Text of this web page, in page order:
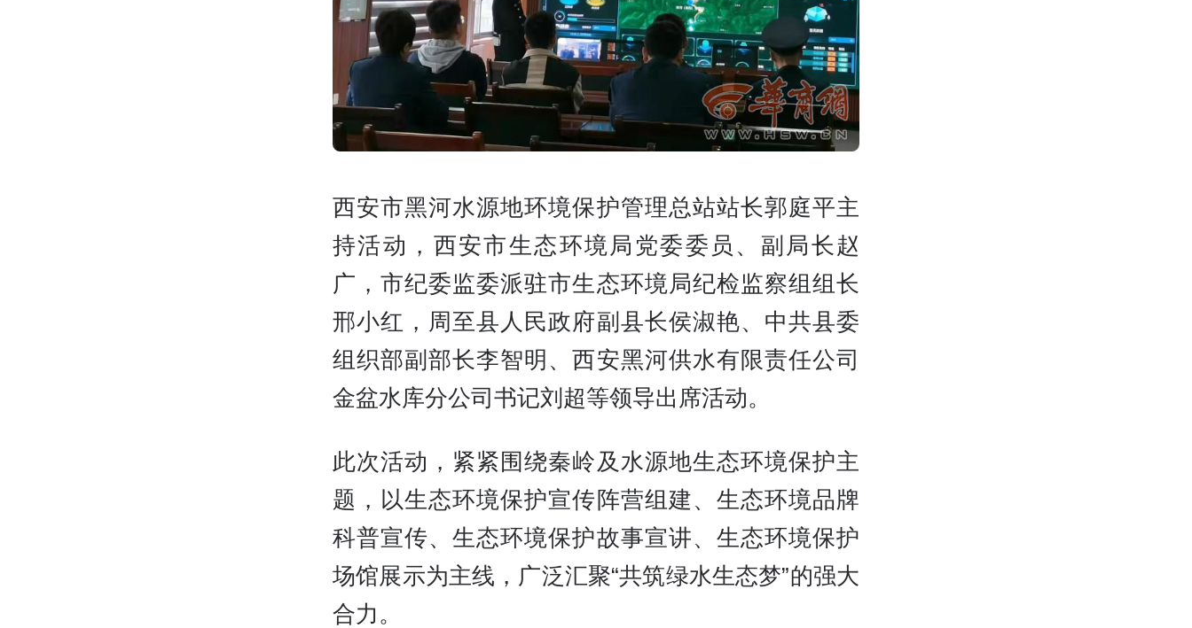
西安市黑河水源地环境保护管理总站站长郭庭平主
持活动，西安市生态环境局党委委员、副局长赵
广，市纪委监委派驻市生态环境局纪检监察组组长
邢小红，周至县人民政府副县长侯淑艳、中共县委
组织部副部长李智明、西安黑河供水有限责任公司
金盆水库分公司书记刘超等领导出席活动。
此次活动，紧紧围绕秦岭及水源地生态环境保护主
题，以生态环境保护宣传阵营组建、生态环境品牌
科普宣传、生态环境保护故事宣讲、生态环境保护
场馆展示为主线，广泛汇聚“共筑绿水生态梦”的强大
合力。